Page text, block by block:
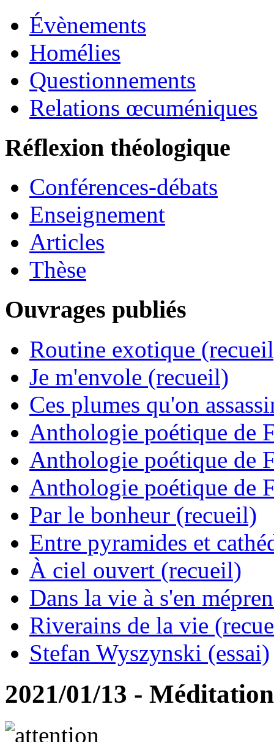
Évènements
Homélies
Questionnements
Relations œcuméniques
Réflexion théologique
Conférences-débats
Enseignement
Articles
Thèse
Ouvrages publiés
Routine exotique
Je m'envole (recueil)
Ces plumes qu'on
Anthologie poétique de
Anthologie poétique de
Anthologie poétique de
Par le bonheur (recueil)
Entre pyramides et
À ciel ouvert (recueil)
Dans la vie à s'en
Riverains de la vie
Stefan Wyszynski (essai)
2021/01/13 -